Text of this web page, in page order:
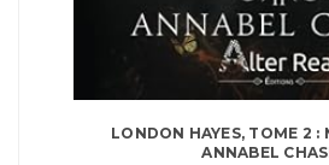
LONDON HAYES, TOME 2 :
ANNABEL